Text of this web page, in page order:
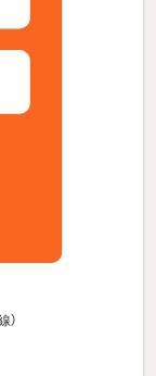
）